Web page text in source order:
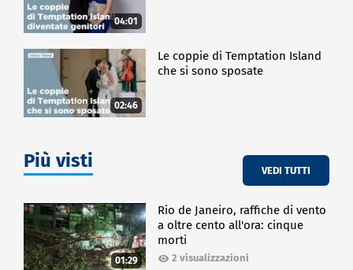
04:01
02:46
Le coppie di Temptation Island
che si sono sposate
Più visti VEDI TUTTI
01:29
Rio de Janeiro, raffiche di vento
a oltre cento all'ora: cinque
morti
2 visualizzazioni